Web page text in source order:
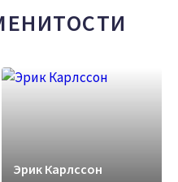
Эрик Карлссон